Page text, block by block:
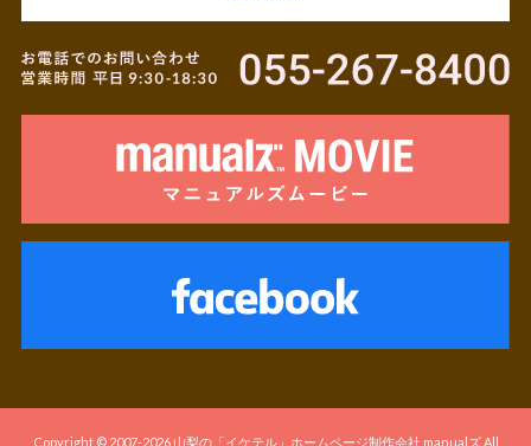
Copyright © 2007-2026 山梨の「イケテル」ホームページ制作会社 manualズAll